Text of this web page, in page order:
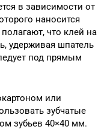
в зависимости от
наносится
что клей на
удерживая шпатель
под прямым
или
зубчатые
зубьев 40×40 мм.